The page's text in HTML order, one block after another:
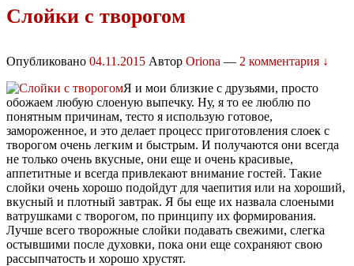
Слойки с творогом
Опубликовано 04.11.2015 Автор Oriona — 2 комментария ↓
Я и мои близкие с друзьями, просто
обожаем любую слоеную выпечку. Ну, я то ее люблю по
понятным причинам, тесто я использую готовое,
замороженное, и это делает процесс приготовления слоек с
творогом очень легким и быстрым. И получаются они всегда
не только очень вкусные, они еще и очень красивые,
аппетитные и всегда привлекают внимание гостей. Такие
слойки очень хорошо подойдут для чаепития или на хороший,
вкусный и плотный завтрак. Я бы еще их назвала слоеными
ватрушками с творогом, по принципу их формирования.
Лучше всего творожные слойки подавать свежими, слегка
остывшими после духовки, пока они еще сохраняют свою
рассыпчатость и хорошо хрустят.